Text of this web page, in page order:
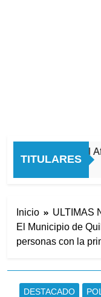
TITULARES
La noche del
Inicio
ULTIMAS
El Municipio de
personas con la
DESTACADO